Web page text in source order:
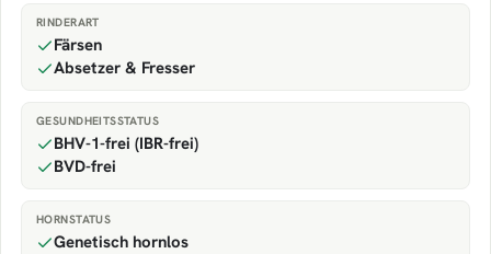
RINDERART
Färsen
Absetzer & Fresser
GESUNDHEITSSTATUS
BHV-1-frei (IBR-frei)
BVD-frei
HORNSTATUS
Genetisch hornlos